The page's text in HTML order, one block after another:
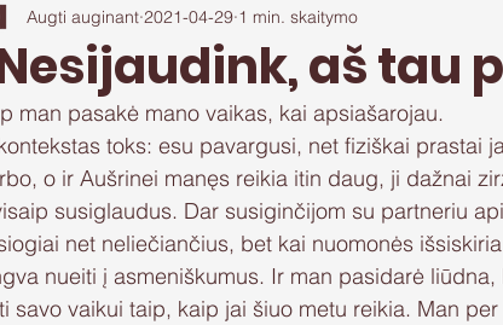
aš tau
Augti auginant 2021-04-29 1 min. skaitymo
man pasakė mano vaikas, kai apsiašarojau.
toks: esu pavargusi, net fiziškai prastai
o ir Aušrinei manęs reikia itin daug, ji dažnai
susiglaudus. Dar susiginčijom su partneriu
net neliečiančius, bet kai nuomonės
nueiti į asmeniškumus. Ir man pasidarė
savo vaikui taip, kaip jai šiuo metu reikia. Man